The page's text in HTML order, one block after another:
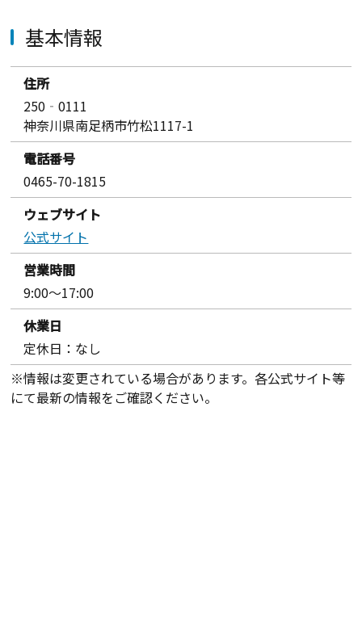
基本情報
住所
250‐0111
神奈川県南足柄市竹松1117-1
電話番号
0465-70-1815
ウェブサイト
公式サイト
営業時間
9:00～17:00
休業日
定休日：なし
※情報は変更されている場合があります。各公式サイト等
にて最新の情報をご確認ください。